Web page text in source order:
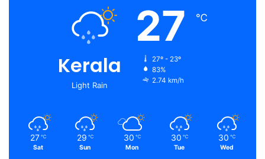
Kerala
Light Rain
27 ℃
27º - 23º
83%
2.74 km/h
27 ℃
Sat
29 ℃
Sun
30 ℃
Mon
30 ℃
Tue
30 ℃
Wed